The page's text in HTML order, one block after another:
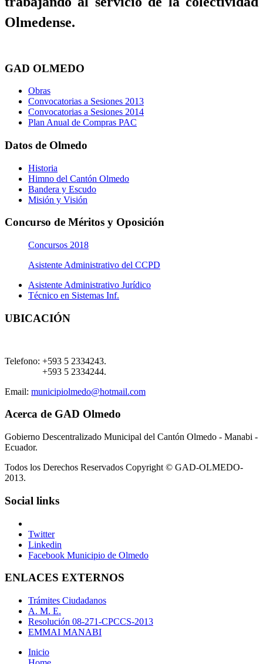
Olmedense.
GAD OLMEDO
Obras
Convocatorias a Sesiones 2013
Convocatorias a Sesiones 2014
Plan Anual de Compras PAC
Datos de Olmedo
Historia
Himno del Cantón Olmedo
Bandera y Escudo
Misión y Visión
Concurso de Méritos y Oposición
Concursos 2018
Asistente Administrativo del CCPD
Asistente Administrativo Jurídico
Técnico en Sistemas Inf.
UBICACIÓN
Telefono: +593 5 2334243.
+593 5 2334244.
Email: municipiolmedo@hotmail.com
Acerca de GAD Olmedo
Gobierno Descentralizado Municipal del Cantón Olmedo - Manabi -
Ecuador.
Todos los Derechos Reservados Copyright © GAD-OLMEDO-
2013.
Social links
Twitter
Linkedin
Facebook Municipio de Olmedo
ENLACES EXTERNOS
Trámites Ciudadanos
A. M. E.
Resolución 08-271-CPCCS-2013
EMMAI MANABI
Inicio